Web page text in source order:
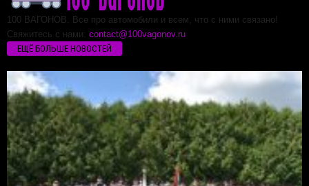
100 ВАГОНОВ. Все про автомобили и всем, что с ними связано!
Свяжитесь с нами: contact@100vagonov.ru
ЕЩЁ БОЛЬШЕ НОВОСТЕЙ